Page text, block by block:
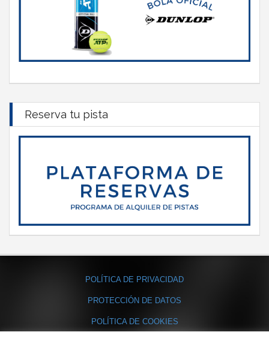
Reserva tu pista
POLÍTICA DE PRIVACIDAD
PROTECCIÓN DE DATOS
POLÍTICA DE COOKIES